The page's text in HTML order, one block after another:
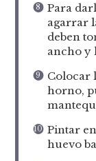
Para
agarrar
deben
ancho y
Colocar
horno,
Pintar
huevo